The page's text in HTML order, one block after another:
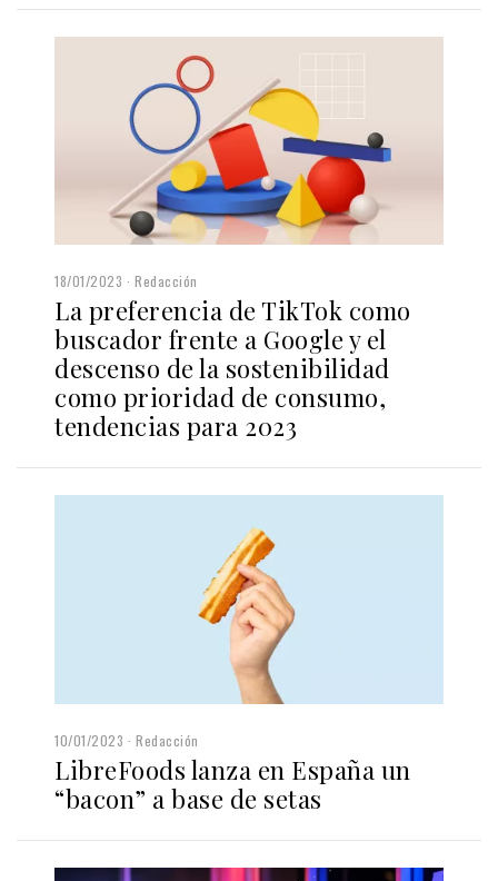
18/01/2023 Redacción
La preferencia de TikTok como
buscador frente a Google y el
descenso de la sostenibilidad
como prioridad de consumo,
tendencias para 2023
10/01/2023 Redacción
LibreFoods lanza en España un
“bacon” a base de setas